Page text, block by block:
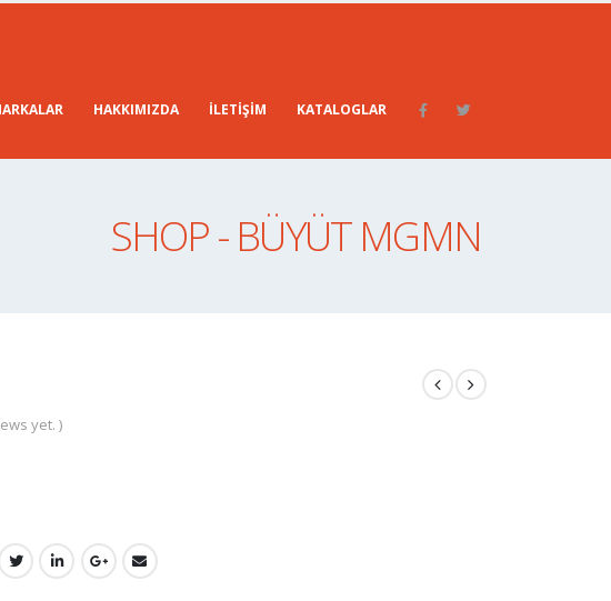
HAKKIMIZDA İLETIŞIM KATALOGLAR
SHOP - BÜYÜT MGMN
yet. )